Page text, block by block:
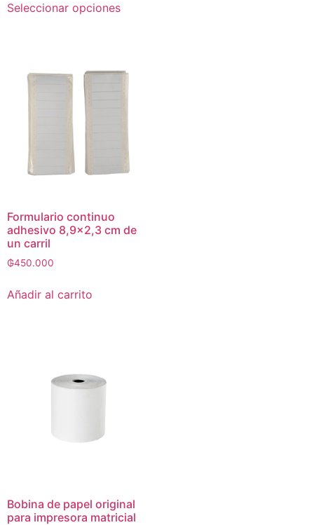
Seleccionar opciones
Formulario continuo
adhesivo 8,9×2,3 cm de
un carril
₲450.000
Añadir al carrito
Bobina de papel original
para impresora matricial